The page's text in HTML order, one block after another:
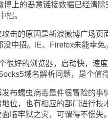
的恶意链接数据已经清除
招。
的原因是新浪微博广场页
中招。IE、Firefox未能幸免
好的浏览器，启动快，速度
域名解析问题，是个值
蠕虫病毒是件很冒险的事
位，也有相应的部门进行
临牢狱之灾，可谓得不偿失。